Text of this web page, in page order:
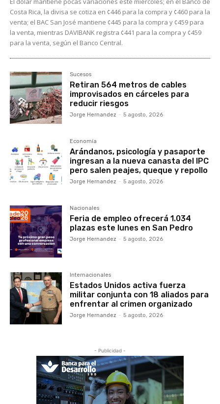
Costa Rica, la divisa se cotiza en ¢446 para la compra y ¢460 para la
venta; el BAC San José mantiene ¢445 para la compra y ¢459 para
la venta, mientras DAVIBANK registra ¢441 para la compra y ¢459
para la venta, según el Banco Central.
Sucesos
Retiran 564 metros de cables
improvisados en cárceles para
reducir riesgos
Jorge Hernandez - 5 agosto, 2026
Economía
Arándanos, psicología y pasaporte
ingresan a la nueva canasta del IPC
pero salen peajes, queque y repollo
Jorge Hernandez - 5 agosto, 2026
Nacionales
Feria de empleo ofrecerá 1.034
plazas este lunes en San Pedro
Jorge Hernandez - 5 agosto, 2026
Internacionales
Estados Unidos activa fuerza
militar conjunta con 18 aliados para
enfrentar al crimen organizado
Jorge Hernandez - 5 agosto, 2026
- Publicidad -